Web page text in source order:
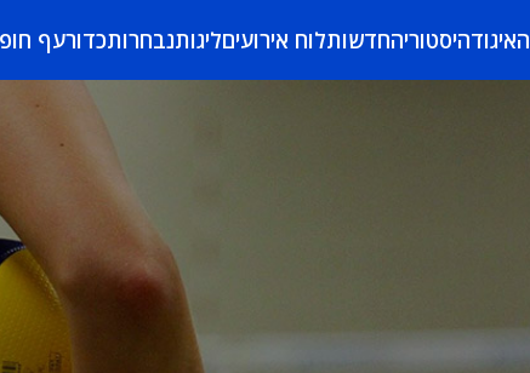
האיגודהיסטוריהחדשותלוח אירועיםליגותנבחרותכדורעף